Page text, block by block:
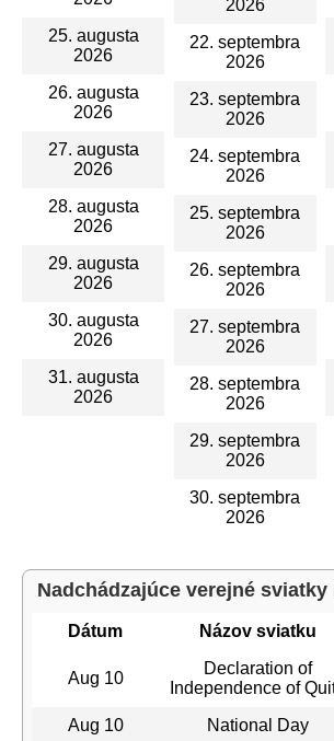
25. augusta
2026
26. augusta
2026
27. augusta
2026
28. augusta
2026
29. augusta
2026
30. augusta
2026
31. augusta
2026
2026
22. septembra
2026
23. septembra
2026
24. septembra
2026
25. septembra
2026
26. septembra
2026
27. septembra
2026
28. septembra
2026
29. septembra
2026
30. septembra
2026
Nadchádzajúce verejné sviatky
Dátum Názov sviatku
Aug 10
Declaration of
Independence of
Aug 10 National Day